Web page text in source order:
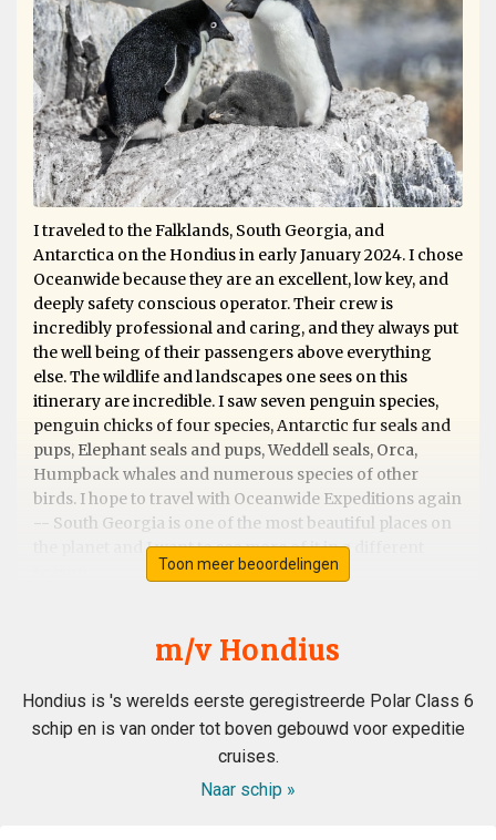
I traveled to the Falklands, South Georgia, and
Antarctica on the Hondius in early January 2024. I chose
Oceanwide because they are an excellent, low key, and
deeply safety conscious operator. Their crew is
incredibly professional and caring, and they always put
the well being of their passengers above everything
else. The wildlife and landscapes one sees on this
itinerary are incredible. I saw seven penguin species,
penguin chicks of four species, Antarctic fur seals and
pups, Elephant seals and pups, Weddell seals, Orca,
Humpback whales and numerous species of other
birds. I hope to travel with Oceanwide Expeditions again
-- South Georgia is one of the most beautiful places on
the planet and I want to see more of it in a different
into the Antarctic Circle
bij Mark Combes Antarctica
told it wasn't a cruise but an "Expedition" and how right
Toon meer beoordelingen
m/v Hondius
Hondius is 's werelds eerste geregistreerde Polar Class 6
schip en is van onder tot boven gebouwd voor expeditie
cruises.
Naar schip »